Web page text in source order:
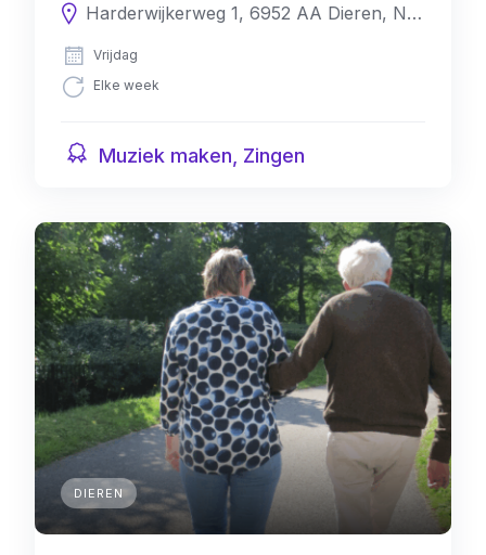
Harderwijkerweg 1, 6952 AA Dieren, Nederland
Vrijdag
Elke week
Muziek maken, Zingen
DIEREN